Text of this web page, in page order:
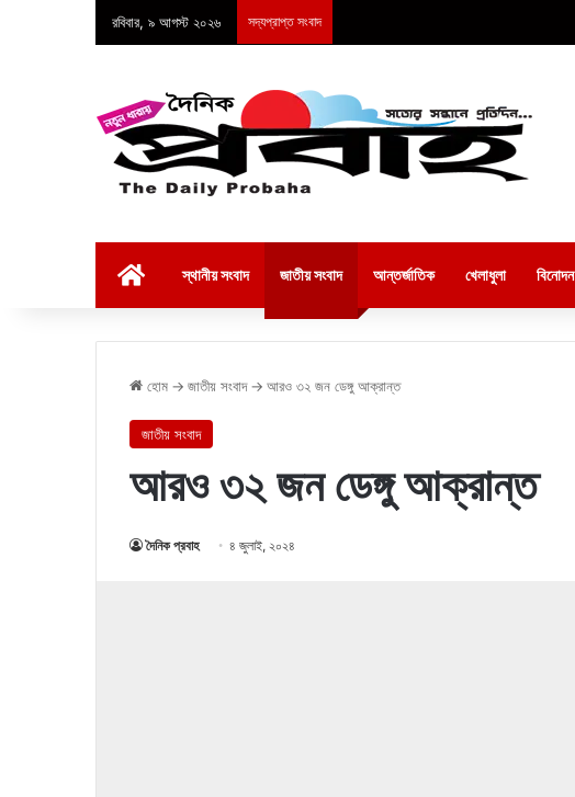
রবিবার, ৯ আগস্ট ২০২৬ সদ্যপ্রাপ্ত সংবাদ
স্থানীয় সংবাদ জাতীয় সংবাদ আন্তর্জাতিক খেলাধুলা বিনোদন
হোম → জাতীয় সংবাদ → আরও ৩২ জন ডেঙ্গু আক্রান্ত
জাতীয় সংবাদ
আরও ৩২ জন ডেঙ্গু আক্রান্ত
দৈনিক প্রবাহ ৪ জুলাই, ২০২৪